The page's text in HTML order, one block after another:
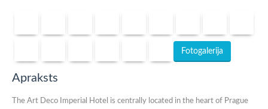
Fotogalerija
Apraksts
The Art Deco Imperial Hotel is centrally located in the heart of Prague